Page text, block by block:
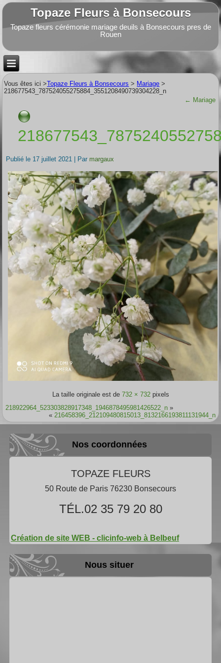
Topaze Fleurs à Bonsecours
Topaze fleurs cérémonie mariage deuils à Bonsecours pres de
Rouen
Vous êtes ici >Topaze Fleurs à Bonsecours > Mariage >
218677543_787524055275884_3551208490739304228_n
← Mariage
Publié le 17 juillet 2021 Par margaux
La taille originale est de 732 × 732pixels
218922964_523303828917348_1946878495981426522_n »
« 216458396_212109480815013_8132166193811131944_n
Nos coordonnées
TOPAZE FLEURS
50 Route de Paris 76230 Bonsecours
TÉL.02 35 79 20 80
Création de site WEB - clicinfo-web à Belbeuf
Nous situer